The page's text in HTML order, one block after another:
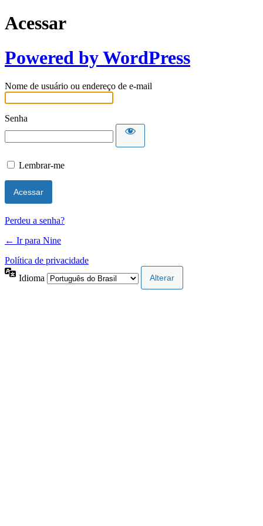
Acessar
Powered by WordPress
Nome de usuário ou endereço de e-mail
Senha
Lembrar-me
Perdeu a senha?
← Ir para Nine
Política de privacidade
Idioma